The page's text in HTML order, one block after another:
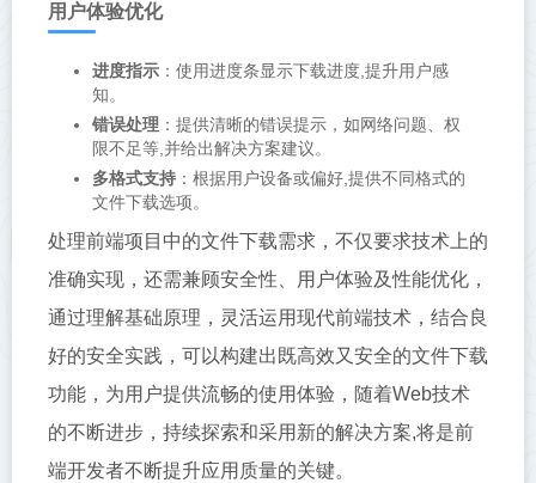
用户体验优化
进度指示：使用进度条显示下载进度,提升用户感
知。
错误处理：提供清晰的错误提示，如网络问题、权
限不足等,并给出解决方案建议。
多格式支持：根据用户设备或偏好,提供不同格式的
文件下载选项。
处理前端项目中的文件下载需求，不仅要求技术上的
准确实现，还需兼顾安全性、用户体验及性能优化，
通过理解基础原理，灵活运用现代前端技术，结合良
好的安全实践，可以构建出既高效又安全的文件下载
功能，为用户提供流畅的使用体验，随着Web技术
的不断进步，持续探索和采用新的解决方案,将是前
端开发者不断提升应用质量的关键。